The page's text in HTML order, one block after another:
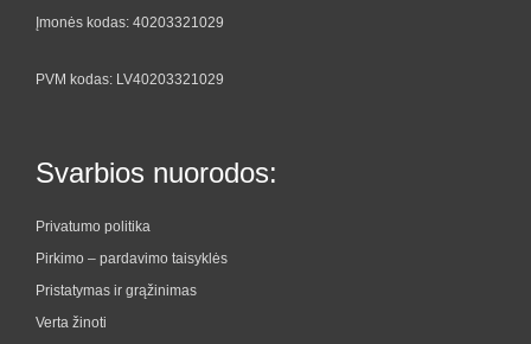
Įmonės kodas: 40203321029
PVM kodas: LV40203321029
Svarbios nuorodos:
Privatumo politika
Pirkimo – pardavimo taisyklės
Pristatymas ir grąžinimas
Verta žinoti